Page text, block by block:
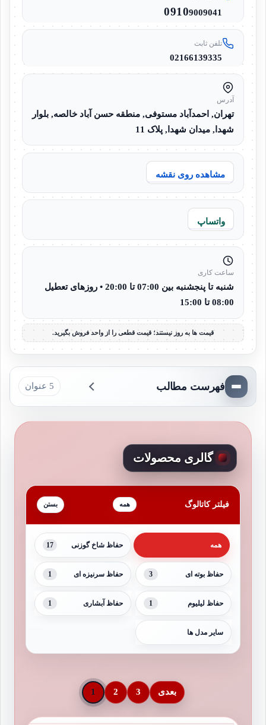
09109009041
تلفن ثابت
02166139335
آدرس
تهران, احمدآباد مستوفی, منطقه حسن آباد خالصه, بلوار
شهدا, میدان شهدا, پلاک 11
مشاهده روی نقشه
واتساپ
ساعت کاری
شنبه تا پنجشنبه بین 07:00 تا 20:00 • روزهای تعطیل
08:00 تا 15:00
قیمت ها به روز نیستند؛ قیمت قطعی را از واحد فروش بگیرید.
فهرست مطالب 5 عنوان
گالری محصولات
فیلتر کاتالوگ همه
همه حفاظ شاخ گوزنی 17
حفاظ بوته ای 3 حفاظ سرنیزه ای 1
حفاظ لیلیوم 1 حفاظ آبشاری 1
سایر مدل ها
1 2 3 بعدی